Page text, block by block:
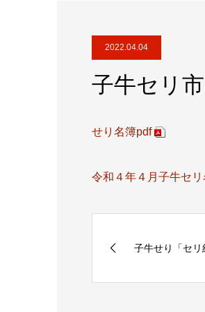
2022.04.04
子牛セリ
せり名簿pdf
令和４年４月子牛セリ
子牛せり「セリ